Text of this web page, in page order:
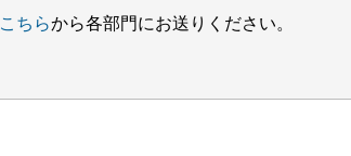
こちらから各部門にお送りください。